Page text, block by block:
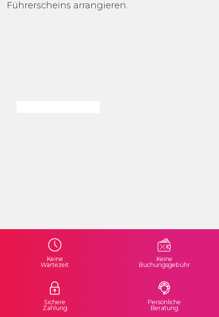
Führerscheins arrangieren.
Keine
Wartezeit
Keine
Buchungsgebühr
Sichere
Zahlung
Persönliche
Beratung